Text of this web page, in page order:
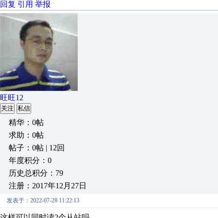
回复 引用 举报
旺旺12
关注 私信
精华：0帖
求助：0帖
帖子：0帖 | 12回
年度积分：0
历史总积分：79
注册：2017年12月27日
发表于：2022-07-28 11:22:13